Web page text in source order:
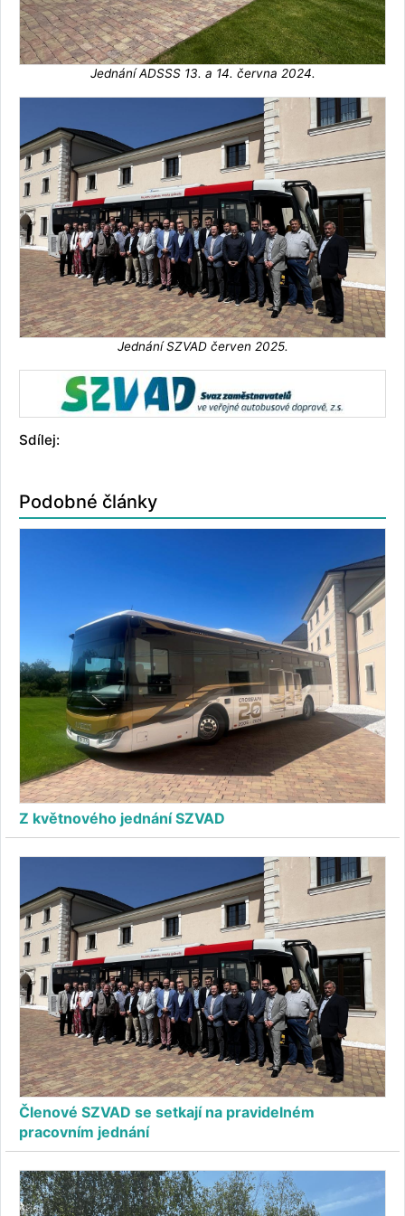
Jednání ADSSS 13. a 14. června 2024.
Jednání SZVAD červen 2025.
Sdílej:
Podobné články
Z květnového jednání SZVAD
Členové SZVAD se setkají na pravidelném
pracovním jednání